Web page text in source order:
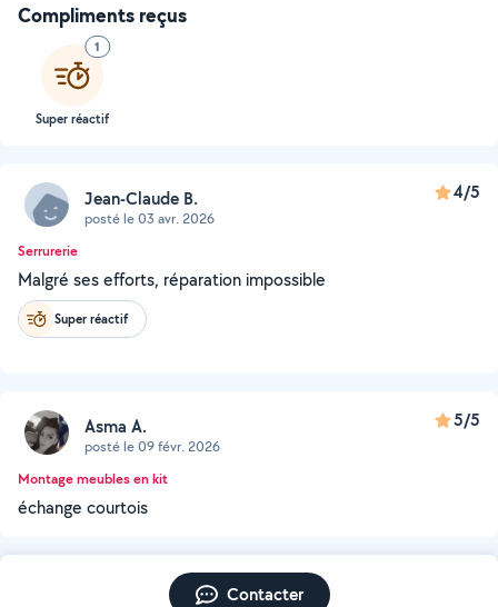
Compliments reçus
1
Super réactif
Jean-Claude B.
posté le 03 avr. 2026
4/5
Serrurerie
Malgré ses efforts, réparation impossible
Super réactif
Asma A.
posté le 09 févr. 2026
5/5
Montage meubles en kit
échange courtois
Contacter